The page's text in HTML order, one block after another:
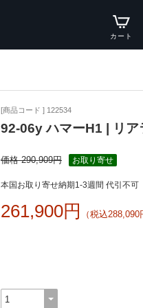
カート
[商品コード ] 122534
92-06y ハマーH1 | リア
価格 290,909円 お取り寄せ
本国お取り寄せ納期1-3週間 代引不可
261,900円 （税込288,090